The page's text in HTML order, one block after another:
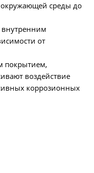
окружающей среды до
внутренним
от
покрытием,
воздействие
коррозионных